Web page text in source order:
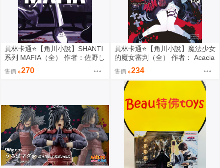
員林卡通⭐️【角川小說】SHANTI
系列 MAFIA（全） 作者：佐野し
なの (附尼采書套)
售價 270
員林卡通⭐️【角川小說】魔法少女
的魔女審判（全） 作者： Acacia
(附尼采書套)
售價 234